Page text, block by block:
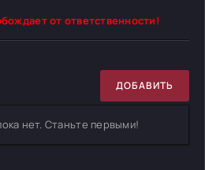
от ответственности!
ДОБАВИТЬ
нет. Станьте первыми!